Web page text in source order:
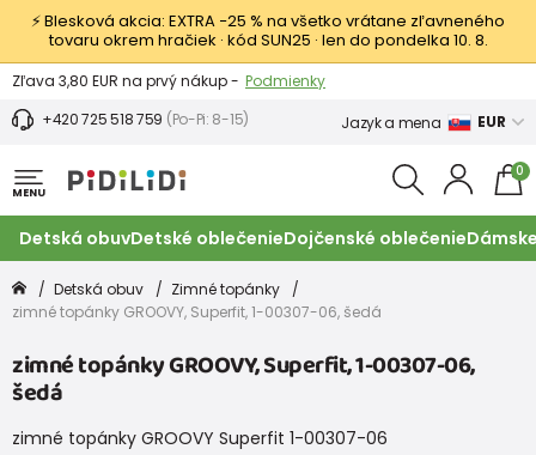
⚡ Blesková akcia: EXTRA −25 % na všetko vrátane zľavneného
tovaru okrem hračiek · kód SUN25 · len do pondelka 10. 8.
Výmena a vrátenie tovaru - Zobraziť
Zľava 3,80 EUR na prvý nákup - Podmienky
+420 725 518 759 (Po-Pi: 8-15) Jazyk a mena EUR
MENU
0
Detská obuvDetské oblečenieDojčenské oblečenie
Detská obuv
Zimné topánky
zimné topánky GROOVY, Superfit, 1-00307-06, šedá
zimné topánky GROOVY, Superfit, 1-00307-06,
šedá
zimné topánky GROOVY Superfit 1-00307-06